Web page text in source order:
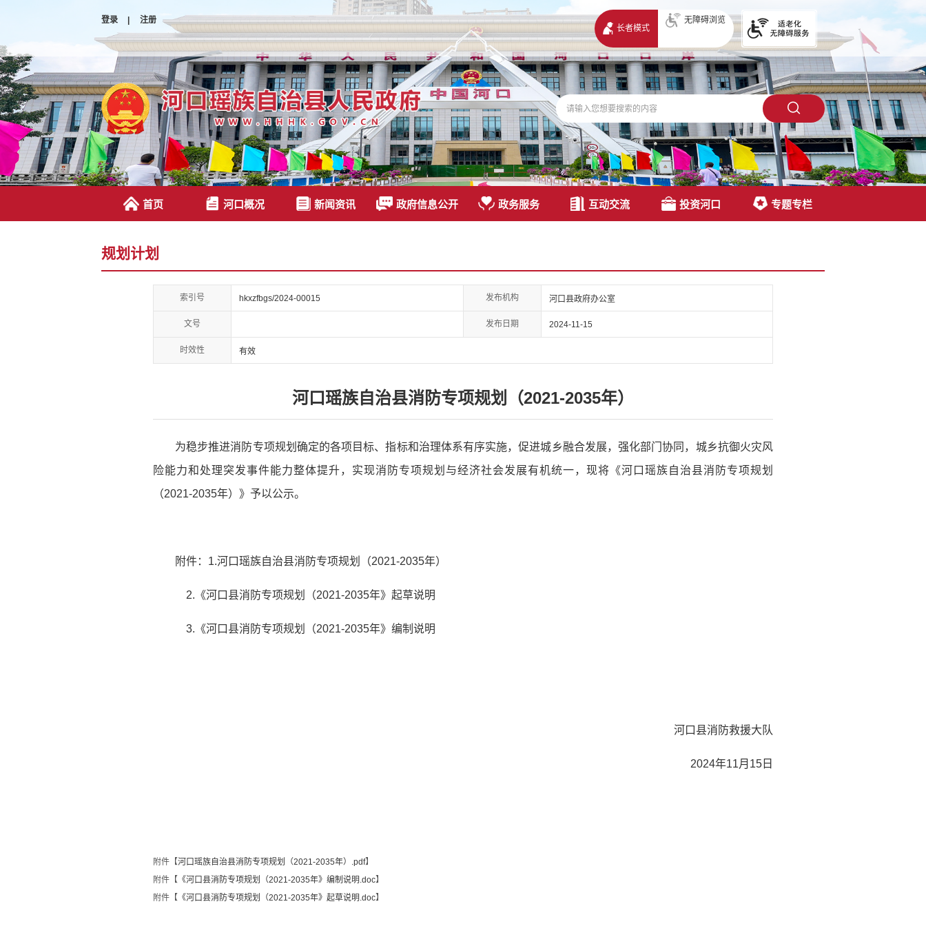
登录 |
注册
长者模式
无障碍浏览
首页 河口概况 新闻资讯 政府信息公开 政务服务 互动交流 投资河口 专题专栏
规划计划
索引号 hkxzfbgs/2024-00015 发布机构 河口县政府办公室
文号 发布日期 2024-11-15
时效性 有效
河口瑶族自治县消防专项规划（2021-2035年）
为稳步推进消防专项规划确定的各项目标、指标和治理体系有序实施，促进城乡融合发展，强化部门协同，城乡抗御火灾风
险能力和处理突发事件能力整体提升，实现消防专项规划与经济社会发展有机统一，现将《河口瑶族自治县消防专项规划
（2021-2035年）》予以公示。
附件：1.河口瑶族自治县消防专项规划（2021-2035年）
2.《河口县消防专项规划（2021-2035年》起草说明
3.《河口县消防专项规划（2021-2035年》编制说明
河口县消防救援大队
2024年11月15日
附件【河口瑶族自治县消防专项规划（2021-2035年）.pdf】
附件【 《河口县消防专项规划（2021-2035年》编制说明.doc】
附件【 《河口县消防专项规划（2021-2035年》起草说明.doc】